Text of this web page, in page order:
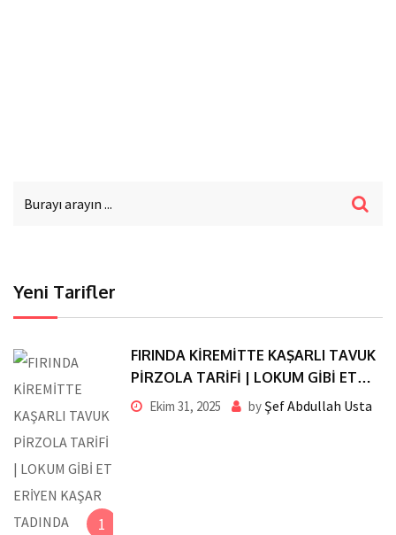
Yeni Tarifler
1
FIRINDA KİREMİTTE KAŞARLI TAVUK
PİRZOLA TARİFİ | LOKUM GİBİ ET
ERİYEN KAŞAR TADINDA
Ekim 31, 2025 byŞef Abdullah Usta